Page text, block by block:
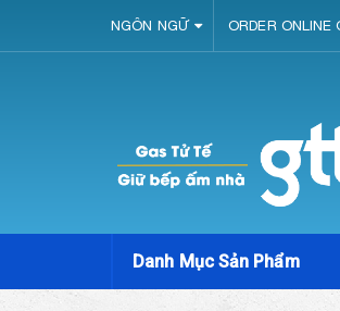
NGÔN NGỮ ORDER ONLINE
Danh Mục Sản Phẩm